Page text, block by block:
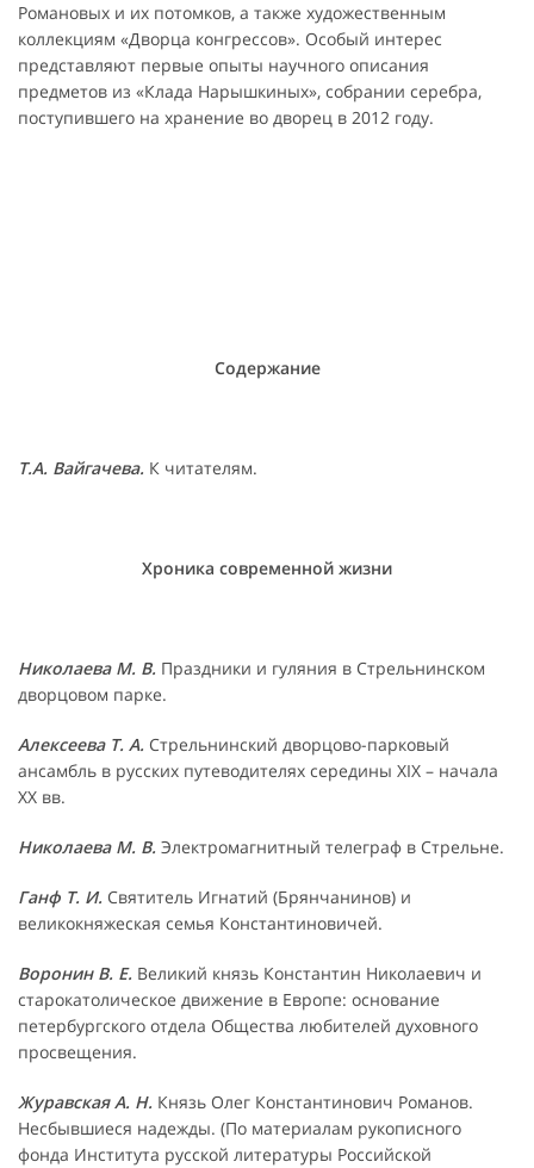
Романовых и их потомков, а также художественным
коллекциям «Дворца конгрессов». Особый интерес
представляют первые опыты научного описания
предметов из «Клада Нарышкиных», собрании серебра,
поступившего на хранение во дворец в 2012 году.
Содержание
Т.А. Вайгачева. К читателям.
Хроника современной жизни
Николаева М. В. Праздники и гуляния в Стрельнинском
дворцовом парке.
Алексеева Т. А. Стрельнинский дворцово-парковый
ансамбль в русских путеводителях середины XIX – начала
XX вв.
Николаева М. В. Электромагнитный телеграф в Стрельне.
Ганф Т. И. Святитель Игнатий (Брянчанинов) и
великокняжеская семья Константиновичей.
Воронин В. Е. Великий князь Константин Николаевич и
старокатолическое движение в Европе: основание
петербургского отдела Общества любителей духовного
просвещения.
Журавская А. Н. Князь Олег Константинович Романов.
Несбывшиеся надежды. (По материалам рукописного
фонда Института русской литературы Российской